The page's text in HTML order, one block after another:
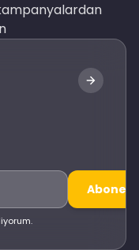
Abone